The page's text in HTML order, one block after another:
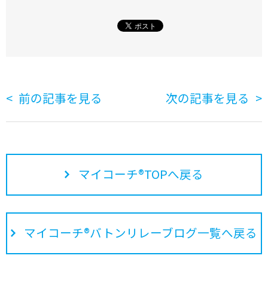
前の記事を見る 次の記事を見る
マイコーチ®TOPへ戻る
マイコーチ®バトンリレーブログ一覧へ戻る